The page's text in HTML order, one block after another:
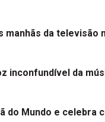
da televisão
inconfundível da
do Mundo e celebra